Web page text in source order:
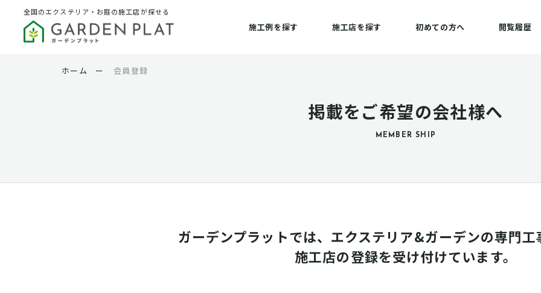
全国のエクステリア・お庭の施工店が探せる
施工例を探す 施工店を探す 初めての方へ 閲覧履歴
掲載をご希望の会社様へ
MEMBER SHIP
ホーム ー 会員登録
ガーデンプラットでは、エクステリア&ガーデンの専門工
施工店の登録を受け付けています。